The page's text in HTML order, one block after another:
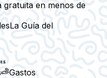
en menos de
La Guía del
Gastos